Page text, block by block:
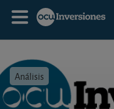
Análisis